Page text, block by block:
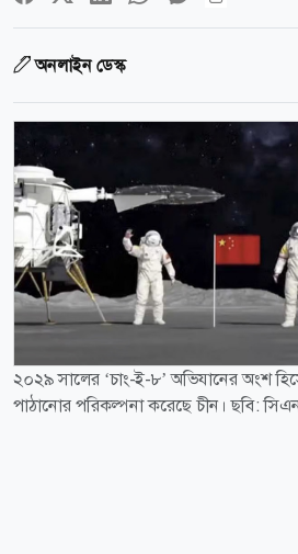
অনলাইন ডেস্ক
২০২৯ সালের ‘চাং-ই-৮’ অভিযানের অংশ
পাঠানোর পরিকল্পনা করেছে চীন। ছবি: